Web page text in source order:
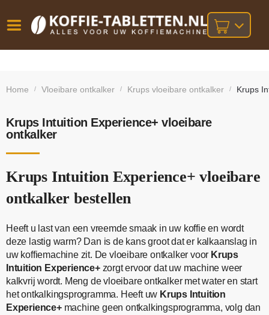
besteld,
bij orders
Home / Vloeibare ontkalker / Krups vloeibare ontkalker / Krups
Krups Intuition Experience+ vloeibare
ontkalker
Krups Intuition Experience+ vloeibare
ontkalker bestellen
Heeft u last van een vreemde smaak in uw koffie en wordt
deze lastig warm? Dan is de kans groot dat er kalkaanslag in
uw koffiemachine zit. De vloeibare ontkalker voor Krups
Intuition Experience+zorgt ervoor dat uw machine weer
kalkvrij wordt. Meng de vloeibare ontkalker met water en start
het ontkalkingsprogramma. Heeft uw Krups Intuition
Experience+machine geen ontkalkingsprogramma, volg dan